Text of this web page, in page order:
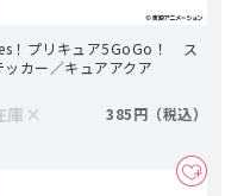
！プリキュア5GoGo！ ス
ッカー／キュアアクア
庫 × 385円